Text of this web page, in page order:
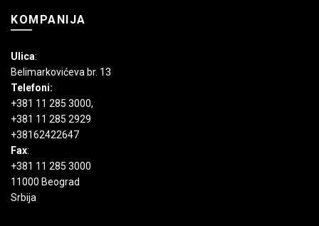
KOMPANIJA
Ulica:
Belimarkovićeva br. 13
Telefoni:
+381 11 285 3000,
+381 11 285 2929
+38162422647
Fax:
+381 11 285 3000
11000 Beograd
Srbija